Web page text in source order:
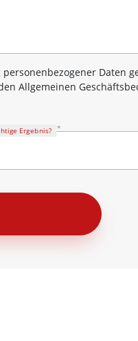
Daten
Allgemeinen
Ergebnis?